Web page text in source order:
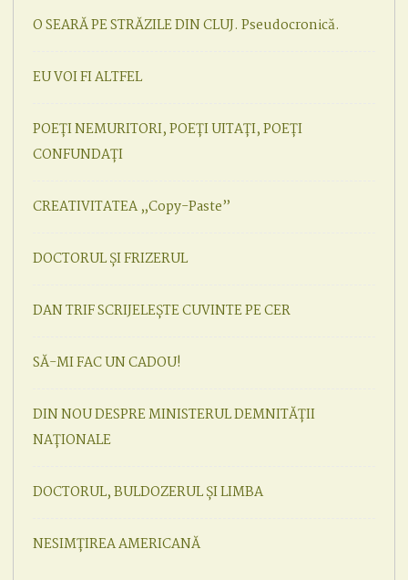
O SEARĂ PE STRĂZILE DIN CLUJ. Pseudocronică.
EU VOI FI ALTFEL
POEȚI NEMURITORI, POEȚI UITAȚI, POEȚI
CONFUNDAȚI
CREATIVITATEA „Copy-Paste”
DOCTORUL ȘI FRIZERUL
DAN TRIF SCRIJELEȘTE CUVINTE PE CER
SĂ-MI FAC UN CADOU!
DIN NOU DESPRE MINISTERUL DEMNITĂȚII
NAȚIONALE
DOCTORUL, BULDOZERUL ȘI LIMBA
NESIMȚIREA AMERICANĂ